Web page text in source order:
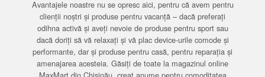
Avantajele noastre nu se opresc aici, pentru că avem pentru
clienții noștri și produse pentru vacanță – dacă preferați
odihna activă și aveți nevoie de produse pentru sport sau
dacă doriți să vă relaxați și vă plac device-urile comode și
performante, dar și produse pentru casă, pentru reparația și
amenajarea acesteia. Găsiți de toate la magazinul online